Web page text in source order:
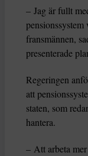
– Jag är fullt
fransmännen,
presenterade
Regeringen
att
staten, som
hantera.
– Att arbeta